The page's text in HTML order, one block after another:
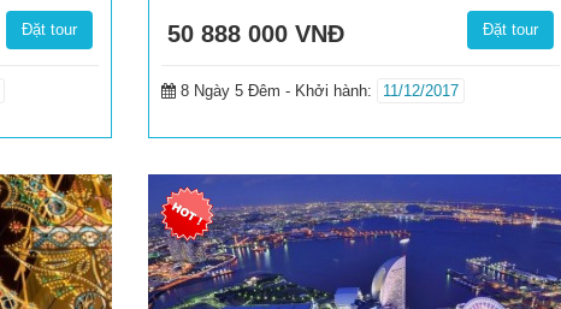
Đặt tour 50 888 000 VNĐ Đặt tour
8 Ngày 5 Đêm - Khởi hành: 11/12/2017